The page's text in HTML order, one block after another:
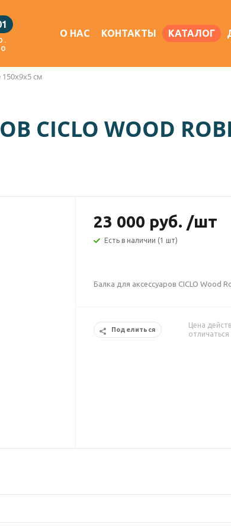
О НАС КОНТАКТЫ КАТАЛОГ
150x9х5 см
WOOD
23 000 руб. /шт
Есть в наличии (1 шт)
Балка для аксессуаров CICLO Wood
Поделиться
Цена